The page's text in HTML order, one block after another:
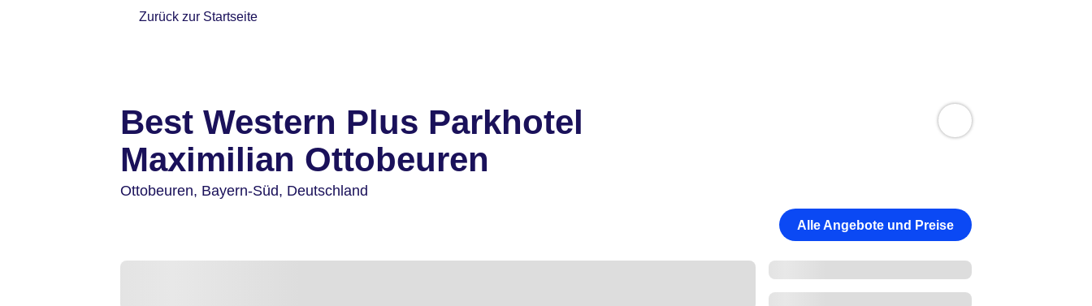
Zurück zur Startseite
Best Western Plus Parkhotel
Maximilian Ottobeuren
Ottobeuren, Bayern-Süd, Deutschland
Alle Angebote und Preise